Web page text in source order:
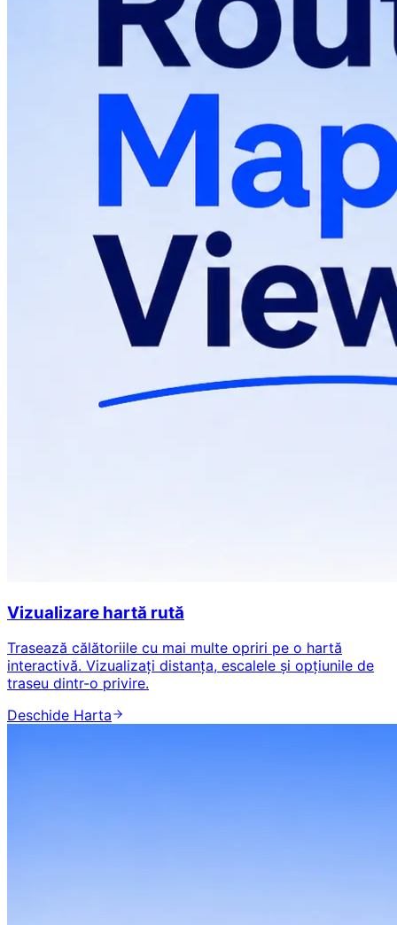
Vizualizare hartă rută
Trasează călătoriile cu mai multe opriri pe o hartă
interactivă. Vizualizați distanța, escalele și opțiunile de
traseu dintr-o privire.
Deschide Harta